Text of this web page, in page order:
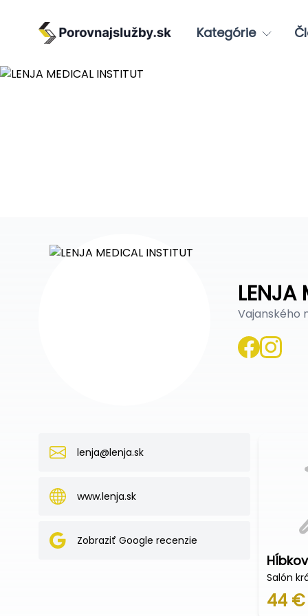
Kategórie
LENJA
Vajanského
lenja@lenja.sk
www.lenja.sk
Zobraziť Google recenzie
Salón
44 €